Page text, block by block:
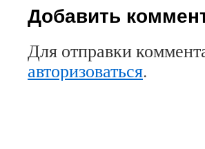
Добавить
Для отправки
авторизоваться.